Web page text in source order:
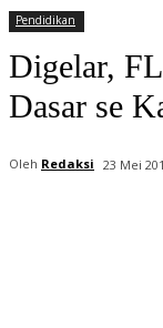
Pendidikan
Digelar,
Dasar se
Oleh Redaksi 23 Mei